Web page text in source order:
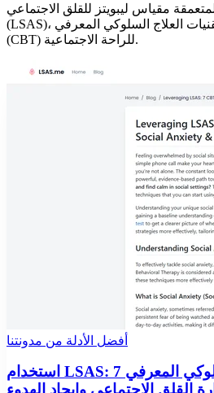
المتعمقة مقياس ليبويتز للقلق الاجتماعي
(LSAS)، وكيفية استخدام نتيجتك، وتقنيات العلاج السلوكي المعرفي
(CBT) للراحة الاجتماعية.
أفضل الأدلة من مدونتنا
استخدام LSAS: 7 تقنيات للعلاج السلوكي المعرفي